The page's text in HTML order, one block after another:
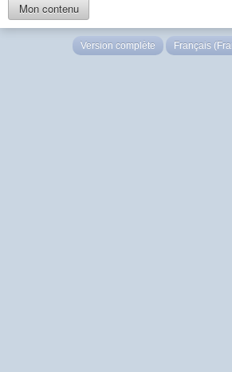
Mon contenu
Version complète Français